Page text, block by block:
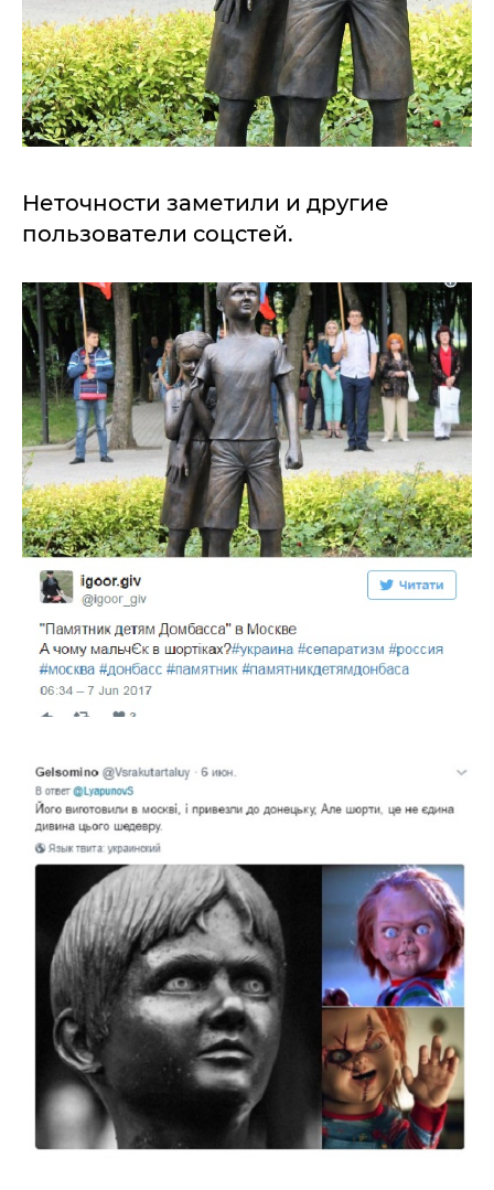
Неточности заметили и другие
пользователи соцстей.